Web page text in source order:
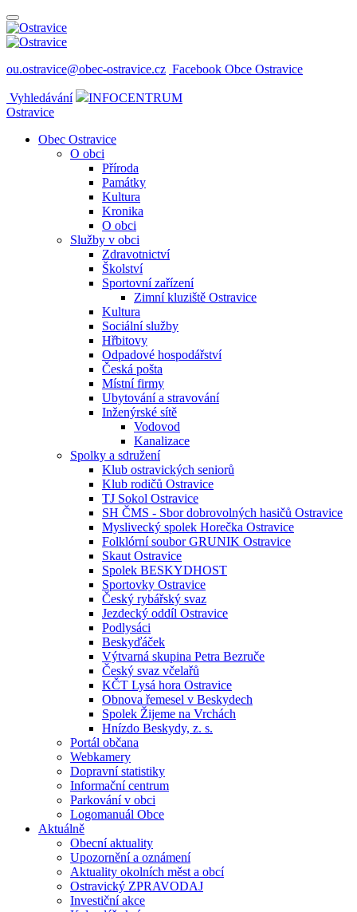
ou.ostravice@obec-ostravice.cz Facebook Obce Ostravice
Vyhledávání
INFOCENTRUM
Ostravice
Obec Ostravice
O obci
Příroda
Památky
Kultura
Kronika
O obci
Služby v obci
Zdravotnictví
Školství
Sportovní zařízení
Zimní kluziště Ostravice
Kultura
Sociální služby
Hřbitovy
Odpadové hospodářství
Česká pošta
Místní firmy
Ubytování a stravování
Inženýrské sítě
Vodovod
Kanalizace
Spolky a sdružení
Klub ostravických seniorů
Klub rodičů Ostravice
TJ Sokol Ostravice
SH ČMS - Sbor dobrovolných hasičů Ostravice
Myslivecký spolek Horečka Ostravice
Folklórní soubor GRUNIK Ostravice
Skaut Ostravice
Spolek BESKYDHOST
Sportovky Ostravice
Český rybářský svaz
Jezdecký oddíl Ostravice
Podlysáci
Beskyďáček
Výtvarná skupina Petra Bezruče
Český svaz včelařů
KČT Lysá hora Ostravice
Obnova řemesel v Beskydech
Spolek Žijeme na Vrchách
Hnízdo Beskydy, z. s.
Portál občana
Webkamery
Dopravní statistiky
Informační centrum
Parkování v obci
Logomanuál Obce
Aktuálně
Obecní aktuality
Upozornění a oznámení
Aktuality okolních měst a obcí
Ostravický ZPRAVODAJ
Investiční akce